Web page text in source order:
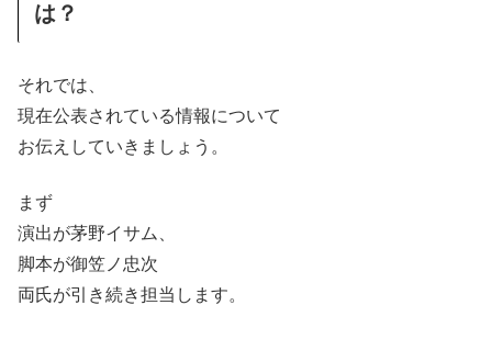
は？
それでは、
現在公表されている情報について
お伝えしていきましょう。
まず
演出が茅野イサム、
脚本が御笠ノ忠次
両氏が引き続き担当します。